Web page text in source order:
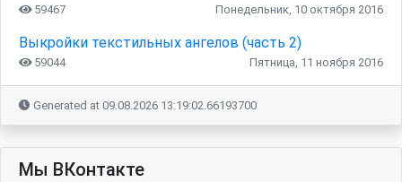
59467 Понедельник, 10 октября 2016
Выкройки текстильных ангелов (часть 2)
59044 Пятница, 11 ноября 2016
Generated at 09.08.2026 13:19:02.66193700
Мы ВКонтакте